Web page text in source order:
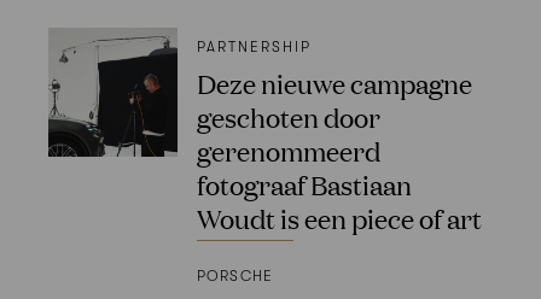
PARTNERSHIP
Deze nieuwe campagne
geschoten door
gerenommeerd
fotograaf Bastiaan
Woudt is een piece of art
PORSCHE